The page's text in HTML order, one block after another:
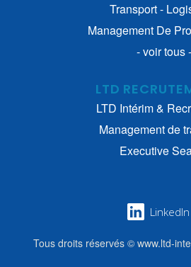
Transport -
Management De
- voir tous -
LTD
LTD Intérim &
Management de
Executive
LinkedIn
Tous droits réservés © www.ltd-